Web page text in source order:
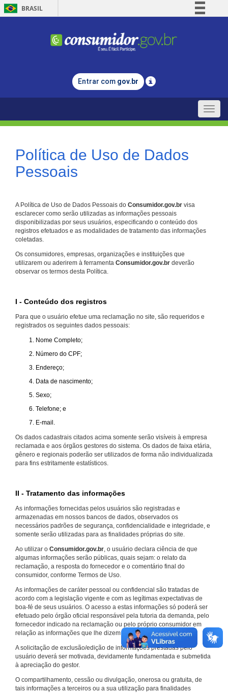
BRASIL
Comunica BR
Legislação
Entrar com gov.br
Toggle
Política de Uso de Dados
Pessoais
A Política de Uso de Dados Pessoais do Consumidor.gov.br visa
esclarecer como serão utilizadas as informações pessoais
disponibilizadas por seus usuários, especificando o conteúdo dos
registros efetuados e as modalidades de tratamento das informações
coletadas.
Os consumidores, empresas, organizações e instituições que
utilizarem ou aderirem à ferramenta Consumidor.gov.br deverão
observar os termos desta Política.
I - Conteúdo dos registros
Para que o usuário efetue uma reclamação no site, são requeridos e
registrados os seguintes dados pessoais:
Nome Completo;
Número do CPF;
Endereço;
Data de nascimento;
Sexo;
Telefone; e
E-mail.
Os dados cadastrais citados acima somente serão visíveis à empresa
reclamada e aos órgãos gestores do sistema. Os dados de faixa etária,
gênero e regionais poderão ser utilizados de forma não individualizada
para fins estritamente estatísticos.
II - Tratamento das informações
As informações fornecidas pelos usuários são registradas e
armazenadas em nossos bancos de dados, observados os
necessários padrões de segurança, confidencialidade e integridade, e
somente serão utilizadas para as finalidades próprias do site.
Ao utilizar o Consumidor.gov.br, o usuário declara ciência de que
algumas informações serão públicas, quais sejam: o relato da
reclamação, a resposta do fornecedor e o comentário final do
consumidor, conforme Termos de Uso.
As informações de caráter pessoal ou confidencial são tratadas de
acordo com a legislação vigente e com as legítimas expectativas de
boa-fé de seus usuários. O acesso a estas informações só poderá ser
efetuado pelo órgão oficial responsável pela tutoria da demanda, pelo
fornecedor indicado na reclamação ou pelo próprio consumidor em
relação as informações que lhe dizem respeito.
A solicitação de exclusão/edição de informações prestadas pelo
usuário deverá ser motivada, devidamente fundamentada e submetida
à apreciação do gestor.
O compartilhamento, cessão ou divulgação, onerosa ou gratuita, de
tais informações a terceiros ou a sua utilização para finalidades